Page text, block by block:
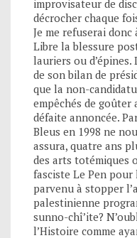
improvisateur de
décrocher chaque
Je me refuserai
Libre la blessure
lauriers ou
de son bilan de
que la non-
empêchés de goûter
défaite annoncée.
Bleus en 1998 ne
assura, quatre ans
des arts totémiques
fasciste Le Pen
parvenu à stopper
palestinienne
sunno-chî’ite?
l’Histoire comme